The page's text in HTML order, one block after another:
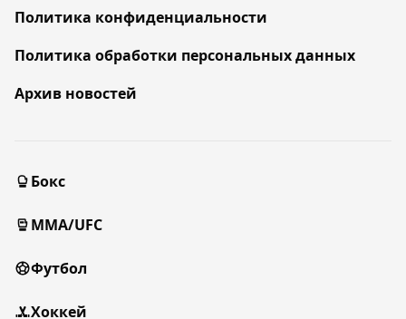
Политика конфиденциальности
Политика обработки персональных данных
Архив новостей
Бокс
MMA/UFC
Футбол
Хоккей